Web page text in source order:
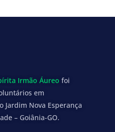
Irmão Áureo foi
em
Jardim Nova Esperança
– Goiânia-GO.